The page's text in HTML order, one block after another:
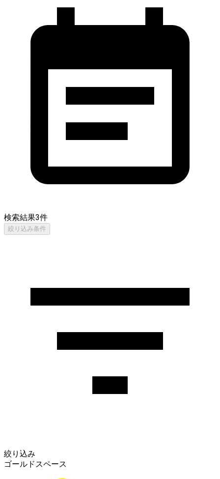
検索結果3件
絞り込み条件
絞り込み
ゴールドスペース